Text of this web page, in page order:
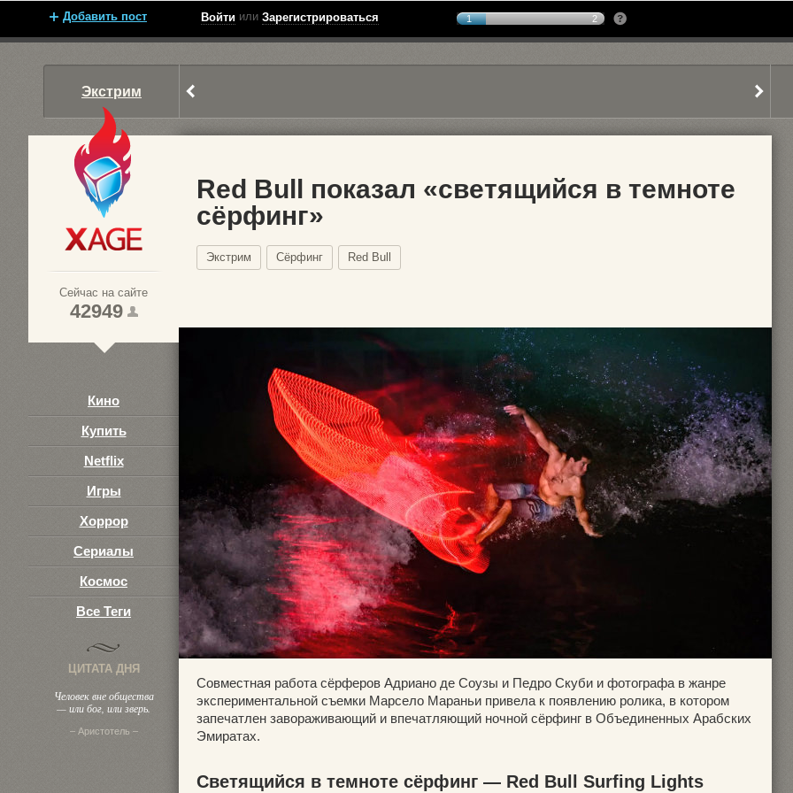
Добавить пост Войти или Зарегистрироваться 1 2
Экстрим
Сейчас на сайте
42949
Кино
Купить
Netflix
Игры
Хоррор
Сериалы
Космос
Все Теги
ЦИТАТА ДНЯ
Человек вне общества
— или бог, или зверь.
– Аристотель –
Red Bull показал «светящийся в темноте
сёрфинг»
Экстрим Cёрфинг Red Bull
Совместная работа сёрферов Адриано де Соузы и Педро Скуби и фотографа в жанре
экспериментальной съемки Марсело Мараньи привела к появлению ролика, в котором
запечатлен завораживающий и впечатляющий ночной сёрфинг в Объединенных Арабских
Эмиратах.
Светящийся в темноте сёрфинг — Red Bull Surfing Lights